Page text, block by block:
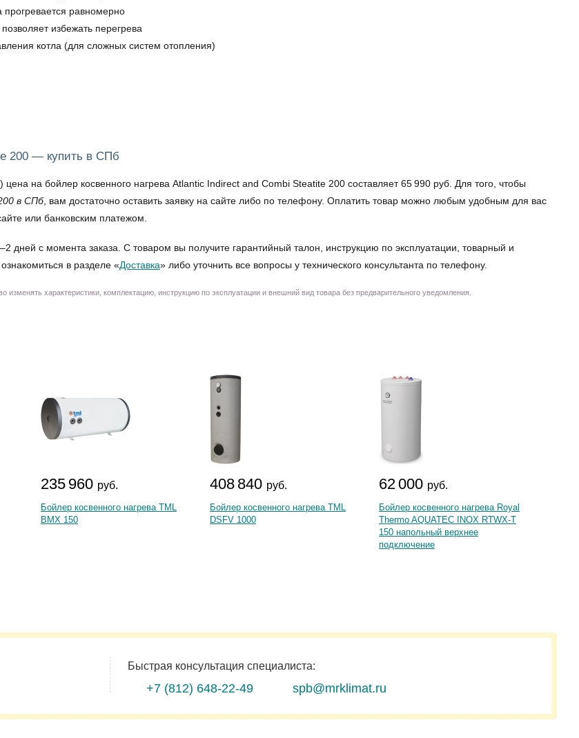
прогревается равномерно
избежать перегрева
котла (для сложных систем отопления)
200 — купить в СПб
на бойлер косвенного нагрева Atlantic Indirect and Combi Steatite 200 составляет 65 990 руб. Для того, чтобы
в СПб, вам достаточно оставить заявку на сайте либо по телефону. Оплатить товар можно любым удобным для вас
или банковским платежом.
дней с момента заказа. С товаром вы получите гарантийный талон, инструкцию по эксплуатации, товарный и
в разделе «Доставка» либо уточнить все вопросы у технического консультанта по телефону.
характеристики, комплектацию, инструкцию по эксплуатации и внешний вид товара без предварительного уведомления.
235 960 руб.
Бойлер косвенного нагрева TML
BMX 150
408 840 руб.
Бойлер косвенного нагрева TML
DSFV 1000
62 000 руб.
Бойлер косвенного нагрева Royal
Thermo AQUATEC INOX RTWX-T
150 напольный верхнее
подключение
Быстрая консультация специалиста:
+7 (812) 648-22-49 spb@mrklimat.ru